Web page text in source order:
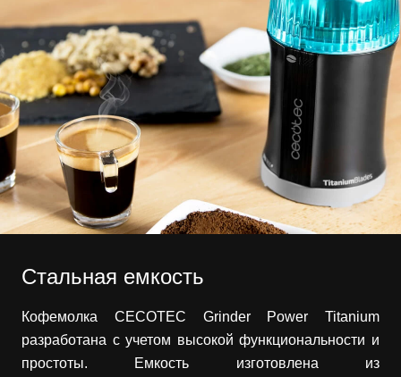
Стальная емкость
Кофемолка CECOTEC Grinder Power Titanium
разработана с учетом высокой функциональности и
простоты. Емкость изготовлена из